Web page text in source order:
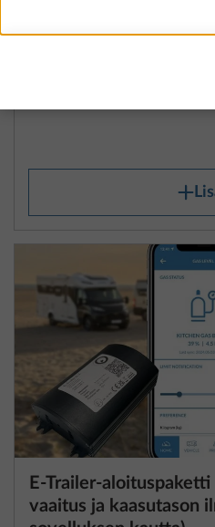
TRUMA DuoControl -
vaihtoautomatiikka,
E-Trailer-
vaaitus ja kaasutason